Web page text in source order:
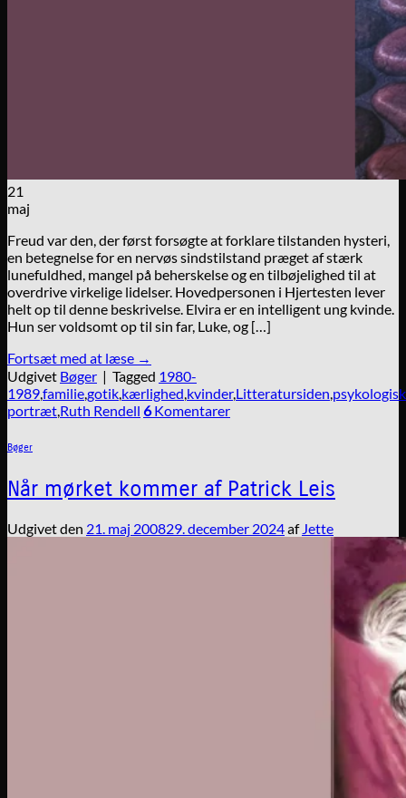
21
maj
Freud var den, der først forsøgte at forklare tilstanden hysteri,
en betegnelse for en nervøs sindstilstand præget af stærk
lunefuldhed, mangel på beherskelse og en tilbøjelighed til at
overdrive virkelige lidelser. Hovedpersonen i Hjertesten lever
helt op til denne beskrivelse. Elvira er en intelligent ung kvinde.
Hun ser voldsomt op til sin far, Luke, og […]
Fortsæt med at læse →
Udgivet Bøger | Tagged 1980-
1989,familie,gotik,kærlighed,kvinder,Litteratursiden,psykologisk
portræt,Ruth Rendell 6Komentarer
Bøger
Når mørket kommer af Patrick Leis
Udgivet den 21. maj 200829. december 2024af Jette